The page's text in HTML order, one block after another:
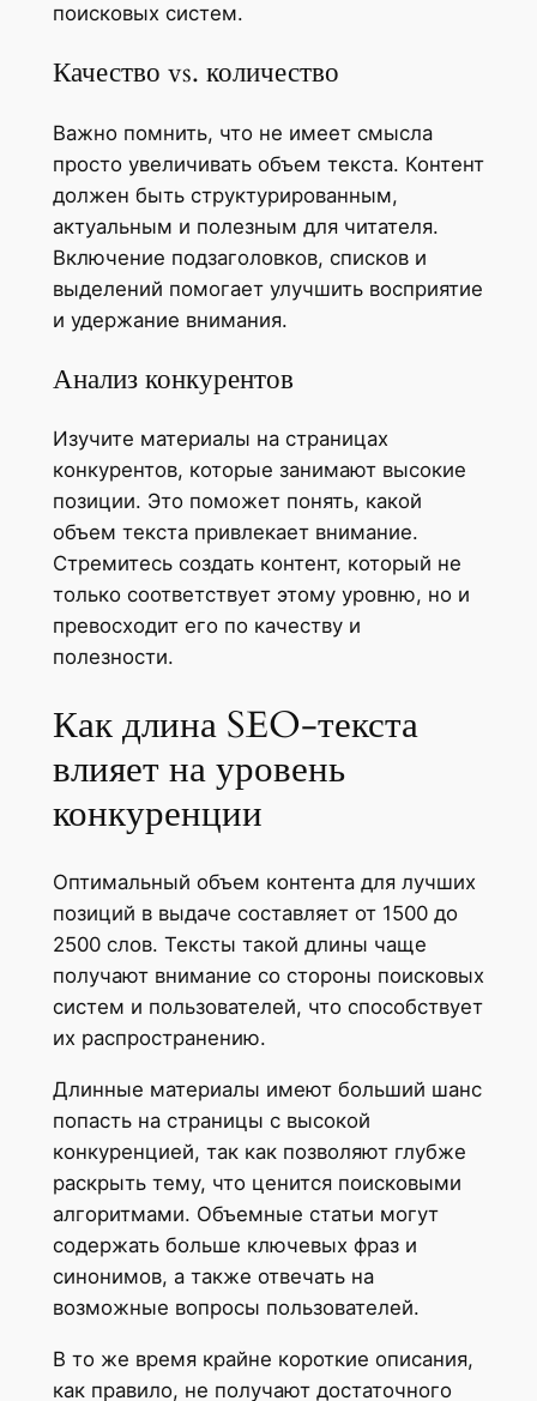
поисковых систем.
Качество vs. количество
Важно помнить, что не имеет смысла
просто увеличивать объем текста. Контент
должен быть структурированным,
актуальным и полезным для читателя.
Включение подзаголовков, списков и
выделений помогает улучшить восприятие
и удержание внимания.
Анализ конкурентов
Изучите материалы на страницах
конкурентов, которые занимают высокие
позиции. Это поможет понять, какой
объем текста привлекает внимание.
Стремитесь создать контент, который не
только соответствует этому уровню, но и
превосходит его по качеству и
полезности.
Как длина SEO-текста
влияет на уровень
конкуренции
Оптимальный объем контента для лучших
позиций в выдаче составляет от 1500 до
2500 слов. Тексты такой длины чаще
получают внимание со стороны поисковых
систем и пользователей, что способствует
их распространению.
Длинные материалы имеют больший шанс
попасть на страницы с высокой
конкуренцией, так как позволяют глубже
раскрыть тему, что ценится поисковыми
алгоритмами. Объемные статьи могут
содержать больше ключевых фраз и
синонимов, а также отвечать на
возможные вопросы пользователей.
В то же время крайне короткие описания,
как правило, не получают достаточного